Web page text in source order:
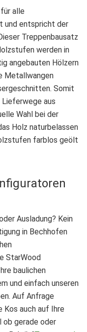
alle
und entspricht der
Treppenbausatz
werden in
angebauten Hölzern
Metallwangen
Somit
aus
Wahl bei der
Holz naturbelassen
farblos geölt
Ausladung? Kein
in Bechhofen
StarWood
baulichen
und einfach unseren
Auf Anfrage
auch auf Ihre
gerade oder